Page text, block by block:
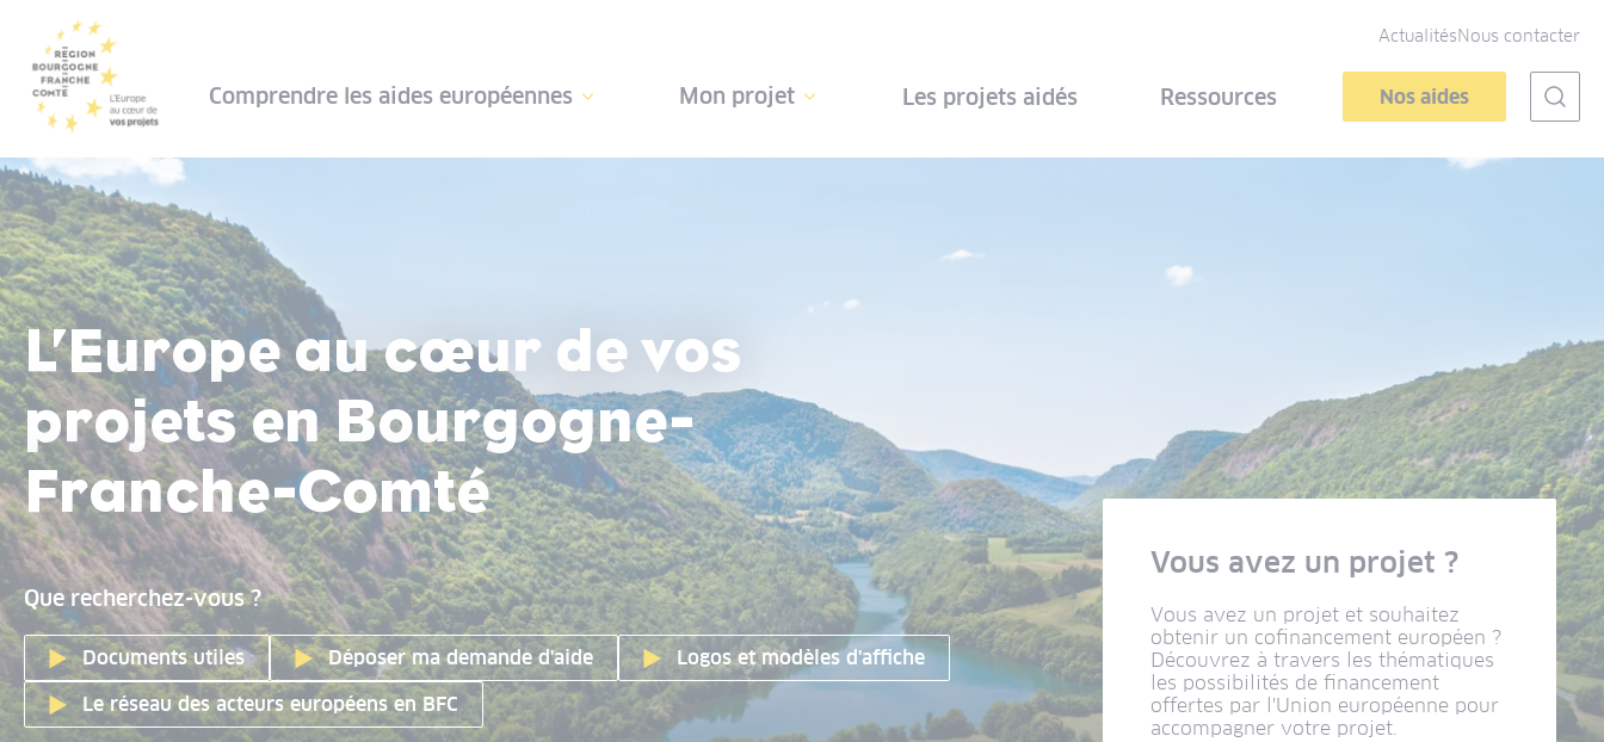
ActualitésNous contacter
Comprendre les aides européennes Mon projet Les projets aidés Ressources Nos aides
L’Europe au cœur de vos
projets en Bourgogne-
Franche-Comté
Que recherchez-vous ?
Documents utiles Déposer ma demande d'aide
Logos et modèles d'affiche
Le réseau des acteurs européens en BFC
Vous avez un projet ?
Vous avez un projet et souhaitez
obtenir un cofinancement européen ?
Découvrez à travers les thématiques
les possibilités de financement
offertes par l'Union européenne pour
accompagner votre projet.